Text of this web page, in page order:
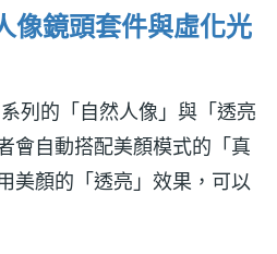
鏡頭套件與虛化光
列的「自然人像」與「透亮
會自動搭配美顏模式的「真
美顏的「透亮」效果，可以